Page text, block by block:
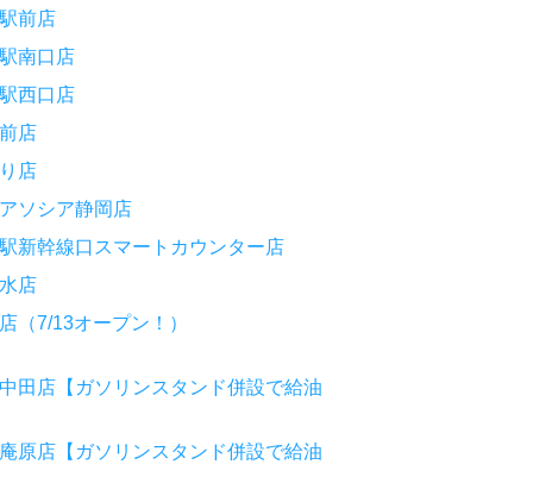
前店
南口店
西口店
店
店
ソシア静岡店
新幹線口スマートカウンター店
店
（7/13オープン！）
田店【ガソリンスタンド併設で給油
原店【ガソリンスタンド併設で給油